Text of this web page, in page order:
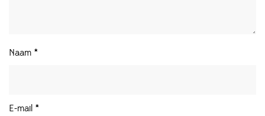
Naam *
E-mail *